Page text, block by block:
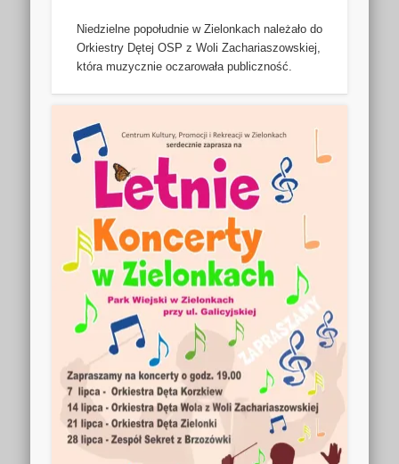
Niedzielne popołudnie w Zielonkach należało do
Orkiestry Dętej OSP z Woli Zachariaszowskiej,
która muzycznie oczarowała publiczność.